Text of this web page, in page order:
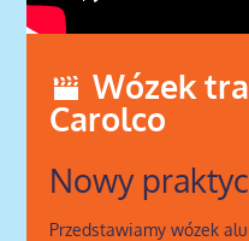
Wózek
Carolco
Nowy
Przedstawiamy wózek